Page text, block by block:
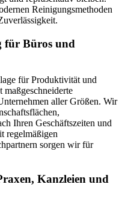
Reinigungsmethoden
für Büros und
für Produktivität und
aller Größen. Wir
Ihren Geschäftszeiten und
regelmäßigen
sorgen wir für
Kanzleien und